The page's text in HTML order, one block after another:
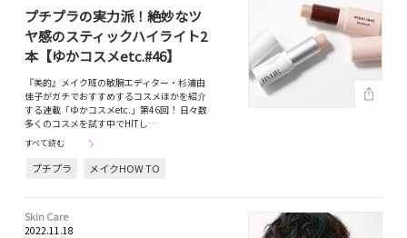
プチプラの実力派！絶妙なツ
ヤ感のスティックハイライト2
本【ゆかコスメetc.#46】
『美的』メイク班の敏腕エディター・杉浦由
佳子がガチでおすすめするコスメほかを紹介
する連載「ゆかコスメetc.」第46回！ 日々数
多くのコスメを試す中でHITし…
すべて読む
プチプラ メイクHOW TO
Skin Care
2022.11.18